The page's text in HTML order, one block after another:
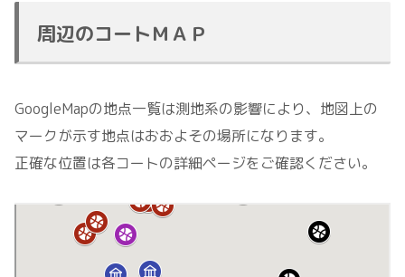
周辺のコートＭＡＰ
GoogleMapの地点一覧は測地系の影響により、地図上の
マークが示す地点はおおよその場所になります。
正確な位置は各コートの詳細ページをご確認ください。